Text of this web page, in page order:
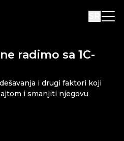
radimo sa 1C-
i drugi faktori koji
i smanjiti njegovu